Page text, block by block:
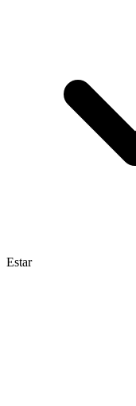
Estar